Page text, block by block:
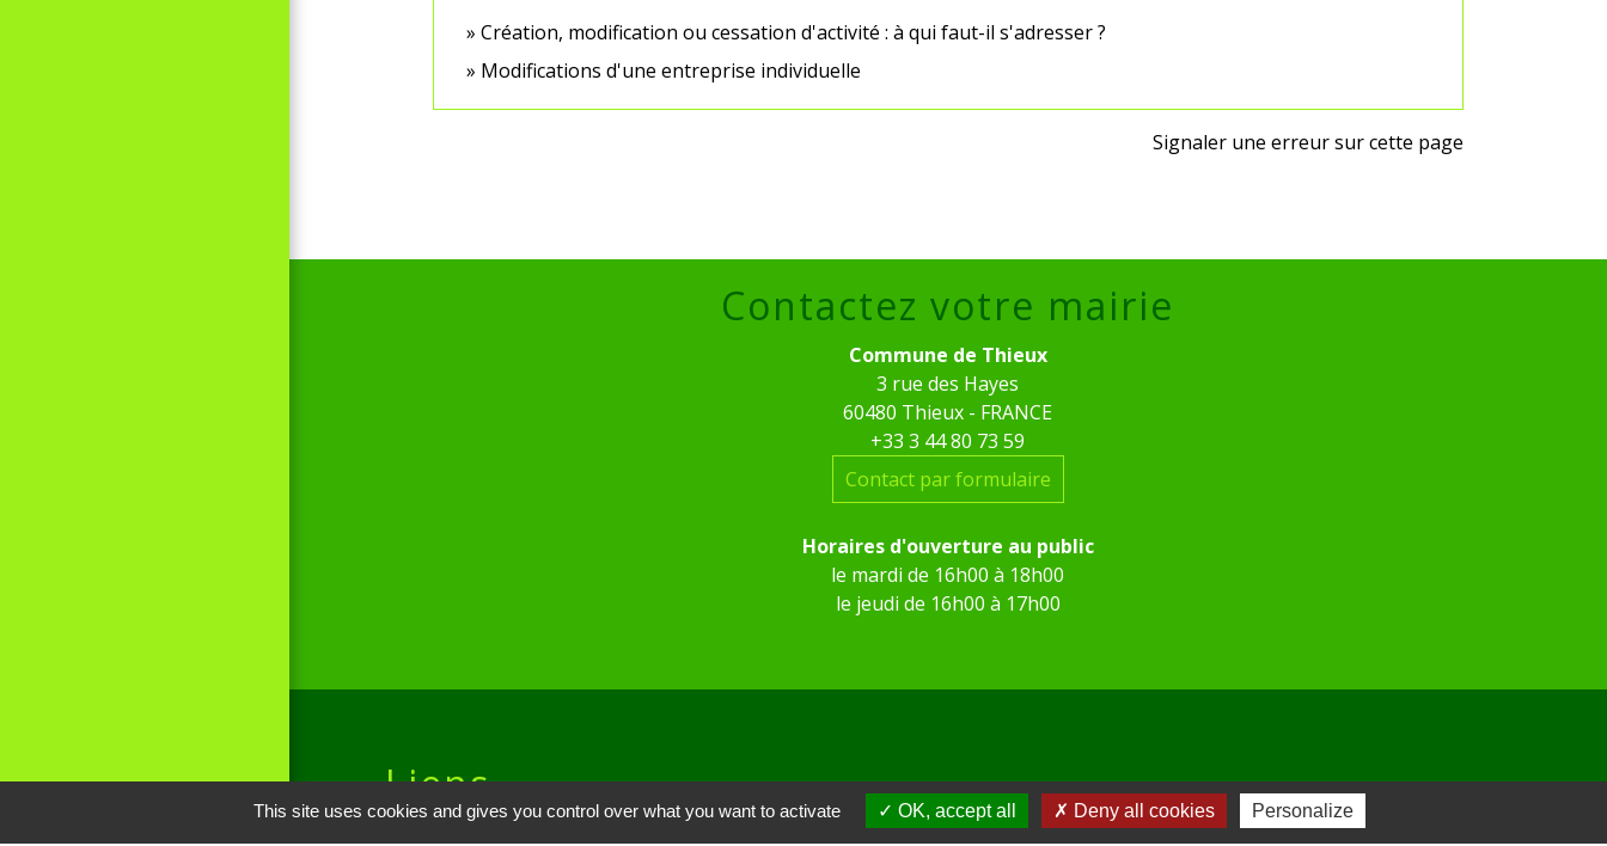
Création, modification ou cessation d'activité : à qui faut-il s'adresser ?
Modifications d'une entreprise individuelle
Signaler une erreur sur cette page
Contactez votre mairie
Commune de Thieux
3 rue des Hayes
60480 Thieux - FRANCE
+33 3 44 80 73 59
Contact par formulaire
Horaires d'ouverture au public
le mardi de 16h00 à 18h00
le jeudi de 16h00 à 17h00
Liens
Site réalisé par KOM Conseil
This site uses cookies and gives you control over what you want to activate OK, accept all Deny all cookies Personalize